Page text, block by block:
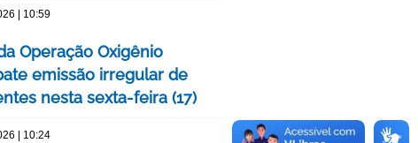
| 10:59
Operação Oxigênio
emissão irregular de
nesta sexta-feira (17)
| 10:24